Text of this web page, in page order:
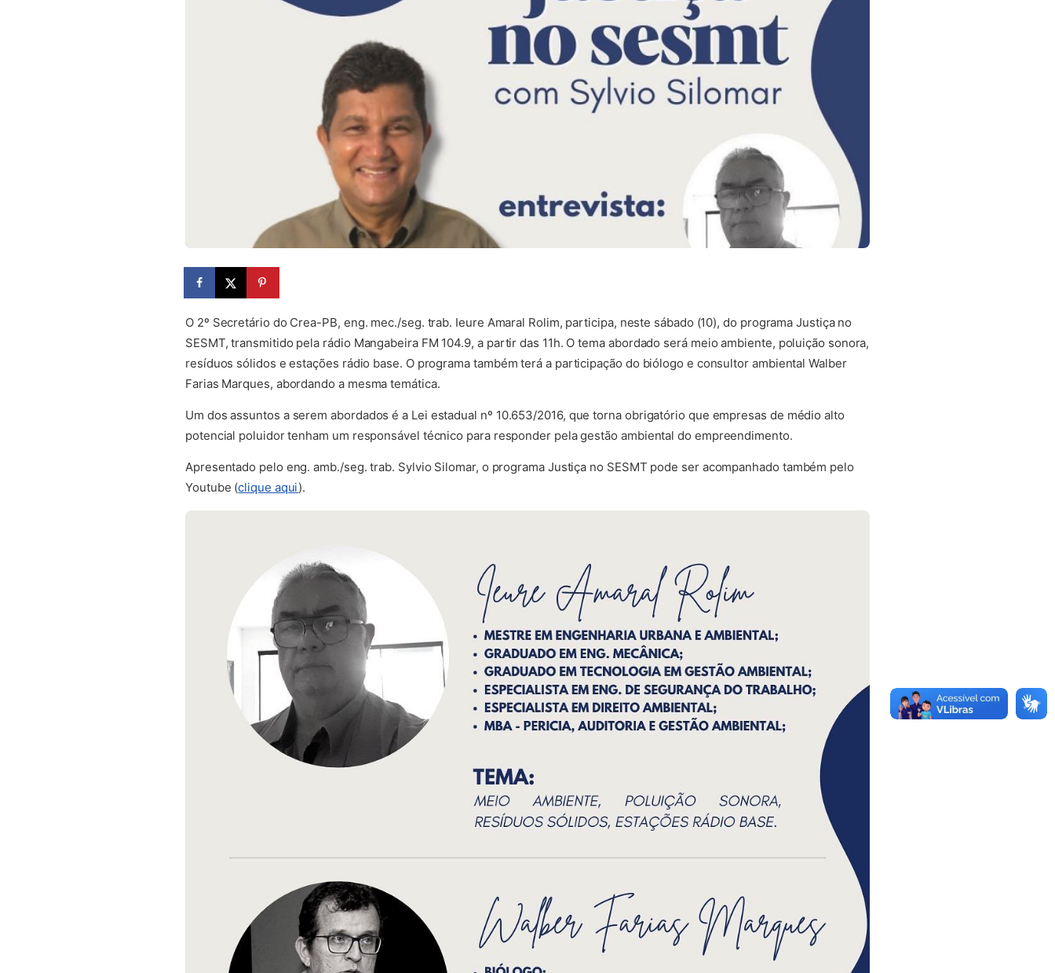
O 2º Secretário do Crea-PB, eng. mec./seg. trab. Ieure Amaral Rolim, participa, neste sábado (10), do programa Justiça no
SESMT, transmitido pela rádio Mangabeira FM 104.9, a partir das 11h. O tema abordado será meio ambiente, poluição sonora,
resíduos sólidos e estações rádio base. O programa também terá a participação do biólogo e consultor ambiental Walber
Farias Marques, abordando a mesma temática.
Um dos assuntos a serem abordados é a Lei estadual nº 10.653/2016, que torna obrigatório que empresas de médio alto
potencial poluidor tenham um responsável técnico para responder pela gestão ambiental do empreendimento.
Apresentado pelo eng. amb./seg. trab. Sylvio Silomar, o programa Justiça no SESMT pode ser acompanhado também pelo
Youtube (clique aqui(abre em nova aba)
).